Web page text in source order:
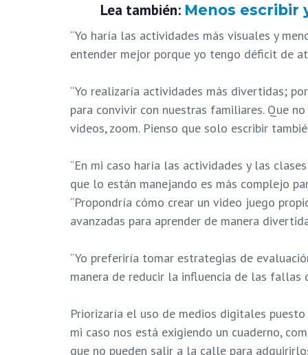
Lea también: Menos escribir
“Yo haría las actividades más visuales y
entender mejor porque yo tengo déficit de
“Yo realizaría actividades más divertidas;
para convivir con nuestras familiares. Que
videos, zoom. Pienso que solo escribir
“En mi caso haría las actividades y las
que lo están manejando es más complejo
“Propondría cómo crear un video juego
avanzadas para aprender de manera
“Yo preferiría tomar estrategias de
manera de reducir la influencia de las fallas
Priorizaría el uso de medios digitales
mi caso nos está exigiendo un cuaderno,
que no pueden salir a la calle para